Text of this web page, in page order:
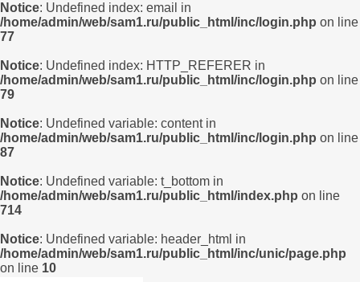
Notice: Undefined index: email in
/home/admin/web/sam1.ru/public_html/inc/login.php on line
77
Notice: Undefined index: HTTP_REFERER in
/home/admin/web/sam1.ru/public_html/inc/login.php on line
79
Notice: Undefined variable: content in
/home/admin/web/sam1.ru/public_html/inc/login.php on line
87
Notice: Undefined variable: t_bottom in
/home/admin/web/sam1.ru/public_html/index.php on line
714
Notice: Undefined variable: header_html in
/home/admin/web/sam1.ru/public_html/inc/unic/page.php
on line 10